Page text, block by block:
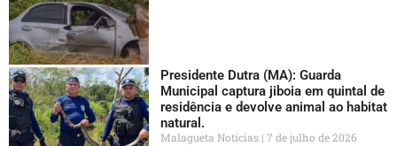
Presidente Dutra (MA): Guarda
Municipal captura jiboia em quintal de
residência e devolve animal ao habitat
natural.
Malagueta Notícias 7 de julho de 2026